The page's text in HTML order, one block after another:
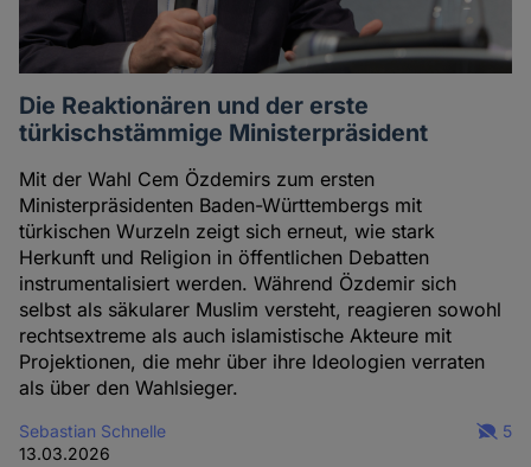
Die Reaktionären und der erste
türkischstämmige Ministerpräsident
Mit der Wahl Cem Özdemirs zum ersten
Ministerpräsidenten Baden-Württembergs mit
türkischen Wurzeln zeigt sich erneut, wie stark
Herkunft und Religion in öffentlichen Debatten
instrumentalisiert werden. Während Özdemir sich
selbst als säkularer Muslim versteht, reagieren sowohl
rechtsextreme als auch islamistische Akteure mit
Projektionen, die mehr über ihre Ideologien verraten
als über den Wahlsieger.
Sebastian Schnelle
13.03.2026
5